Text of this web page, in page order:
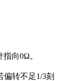
向0Ω。
转不足1/3刻